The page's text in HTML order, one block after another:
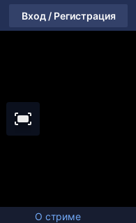
Вход / Регистрация
О стриме